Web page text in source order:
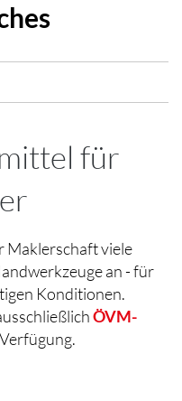
für
Maklerschaft viele
an - für
Konditionen.
ÖVM-